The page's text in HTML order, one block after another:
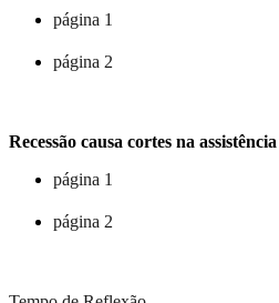
página 1
página 2
Recessão causa cortes na
página 1
página 2